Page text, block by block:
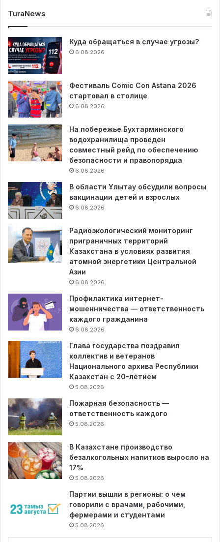
TuraNews
Куда обращаться в случае угрозы?
6.08.2026
Фестиваль Comic Con Astana 2026
стартовал в столице
6.08.2026
На побережье Бухтарминского
водохранилища проведен
совместный рейд по обеспечению
безопасности и правопорядка
6.08.2026
В области Ұлытау обсудили вопросы
вакцинации детей и взрослых
6.08.2026
Радиоэкологический мониторинг
приграничных территорий
Казахстана в условиях развития
атомной энергетики Центральной
Азии
6.08.2026
Профилактика интернет-
мошенничества — ответственность
каждого гражданина
6.08.2026
Глава государства поздравил
коллектив и ветеранов
Национального архива Республики
Казахстан с 20-летием
5.08.2026
Пожарная безопасность —
ответственность каждого
5.08.2026
В Казахстане производство
безалкогольных напитков выросло на
17%
5.08.2026
Партии вышли в регионы: о чем
говорили с врачами, рабочими,
фермерами и студентами
5.08.2026